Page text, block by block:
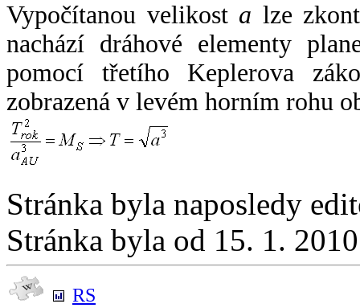
Vypočítanou velikost a lze
nachází dráhové elementy
pomocí třetího Keplerova
zobrazená v levém horním rohu
Stránka byla naposledy
Stránka byla od 15. 1.
RS